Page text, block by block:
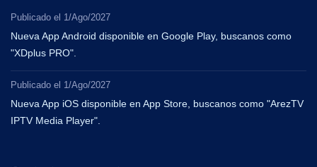
Publicado el 1/Ago/2027
Nueva App Android disponible en Google Play, buscanos como
"XDplus PRO".
Publicado el 1/Ago/2027
Nueva App iOS disponible en App Store, buscanos como "ArezTV
IPTV Media Player".